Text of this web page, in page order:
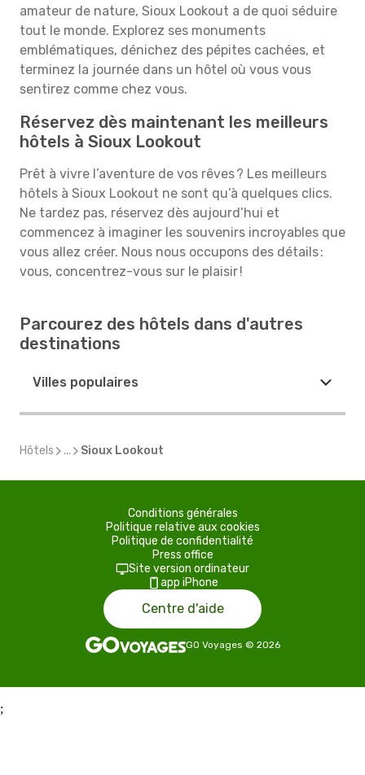
amateur de nature, Sioux Lookout a de quoi séduire
tout le monde. Explorez ses monuments
emblématiques, dénichez des pépites cachées, et
terminez la journée dans un hôtel où vous vous
sentirez comme chez vous.
Réservez dès maintenant les meilleurs
hôtels à Sioux Lookout
Prêt à vivre l’aventure de vos rêves ? Les meilleurs
hôtels à Sioux Lookout ne sont qu’à quelques clics.
Ne tardez pas, réservez dès aujourd’hui et
commencez à imaginer les souvenirs incroyables que
vous allez créer. Nous nous occupons des détails :
vous, concentrez-vous sur le plaisir !
Parcourez des hôtels dans d'autres
destinations
Villes populaires
Hôtels ... Sioux Lookout
Conditions générales
Politique relative aux cookies
Politique de confidentialité
Press office
Site version ordinateur
app iPhone
Centre d'aide
GO Voyages © 2026
;